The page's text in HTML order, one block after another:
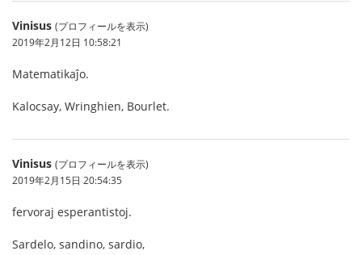
Vinisus (プロフィールを表示)
2019年2月12日 10:58:21
Matematikaĵo.
Kalocsay, Wringhien, Bourlet.
Vinisus (プロフィールを表示)
2019年2月15日 20:54:35
fervoraj esperantistoj.
Sardelo, sandino, sardio,